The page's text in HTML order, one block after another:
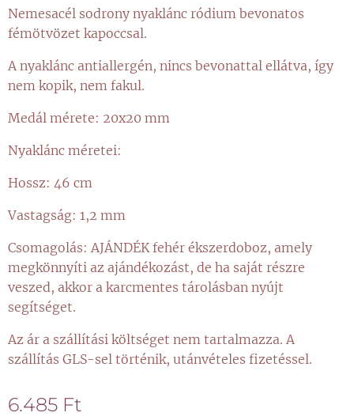
Nemesacél sodrony nyaklánc ródium bevonatos
fémötvözet kapoccsal.
A nyaklánc antiallergén, nincs bevonattal ellátva, így
nem kopik, nem fakul.
Medál mérete: 20x20 mm
Nyaklánc méretei:
Hossz: 46 cm
Vastagság: 1,2 mm
Csomagolás: AJÁNDÉK fehér ékszerdoboz, amely
megkönnyíti az ajándékozást, de ha saját részre
veszed, akkor a karcmentes tárolásban nyújt
segítséget.
Az ár a szállítási költséget nem tartalmazza. A
szállítás GLS-sel történik, utánvételes fizetéssel.
6.485 Ft